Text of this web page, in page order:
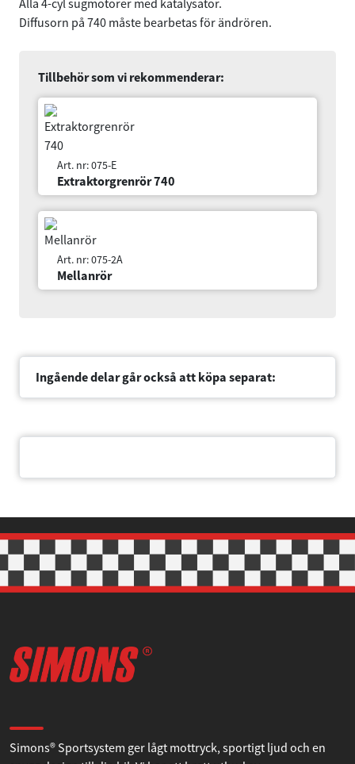
Denna webbplats använder cookies
Vi använder enhetsidentifierare för att anpassa innehållet
och annonserna till användarna, tillhandahålla funktioner
för sociala medier och analysera vår trafik. Vi
vidarebefordrar även sådana identifierare och annan
information från din enhet till de sociala medier och
annons- och analysföretag som vi samarbetar med.
Dessa kan i sin tur kombinera informationen med annan
information som du har tillhandahållit eller som de har
samlat in när du har använt deras tjänster.
Inställningar
Marknadsföring
Tillåt alla
Alla 4-cyl sugmotorer med katalysator.
Diffusorn på 740 måste bearbetas för ändrören.
Tillbehör som vi rekommenderar:
Art. nr: 075-E
Extraktorgrenrör 740
Art. nr: 075-2A
Mellanrör
Om Simons
modellanpassade system i sortimentet.